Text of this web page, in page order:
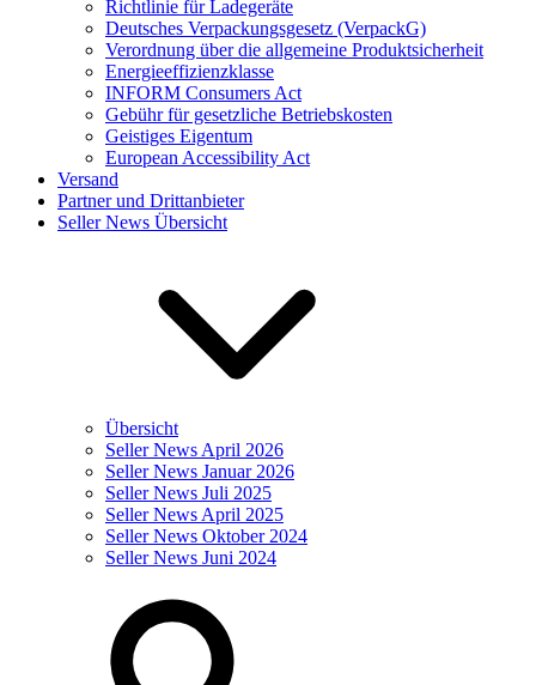
Richtlinie für Ladegeräte
Deutsches Verpackungsgesetz (VerpackG)
Verordnung über die allgemeine Produktsicherheit
Energieeffizienzklasse
INFORM Consumers Act
Gebühr für gesetzliche Betriebskosten
Geistiges Eigentum
European Accessibility Act
Versand
Partner und Drittanbieter
Seller News Übersicht
Übersicht
Seller News April 2026
Seller News Januar 2026
Seller News Juli 2025
Seller News April 2025
Seller News Oktober 2024
Seller News Juni 2024